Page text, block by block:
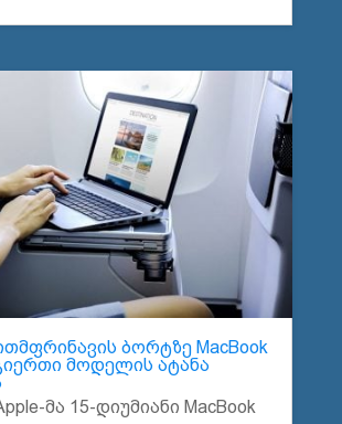
ბორტზე MacBook
მოდელის ატანა
მა 15-დიუმიანი MacBook